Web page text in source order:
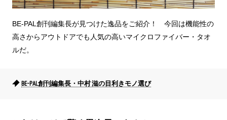
BE-PAL創刊編集長が見つけた逸品をご紹介！ 今回は機能性の
高さからアウトドアでも人気の高いマイクロファイバー・タオ
ルだ。
BE-PAL創刊編集長・中村 滋の目利きモノ選び